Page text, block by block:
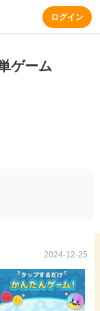
ログイン
ゲーム
2024-12-25